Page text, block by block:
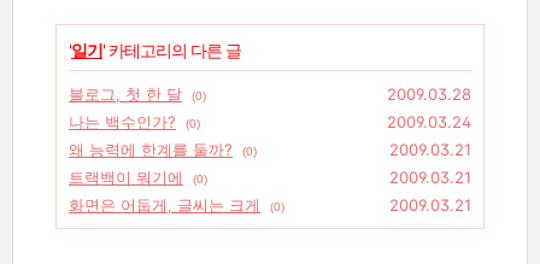
'일기' 카테고리의 다른 글
블로그, 첫 한 달 (0)
2009.03.28
나는 백수인가?
(0)
2009.03.24
왜 능력에 한계를 둘까?
(0)
2009.03.21
트랙백이 뭐기에
(0)
2009.03.21
화면은 어둡게, 글씨는 크게
(0) 2009.03.21